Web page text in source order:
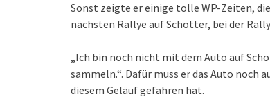
Sonst zeigte er einige tolle WP-Zeiten,
nächsten Rallye auf Schotter, bei der
„Ich bin noch nicht mit dem Auto auf
sammeln.“. Dafür muss er das Auto noch
diesem Geläuf gefahren hat.